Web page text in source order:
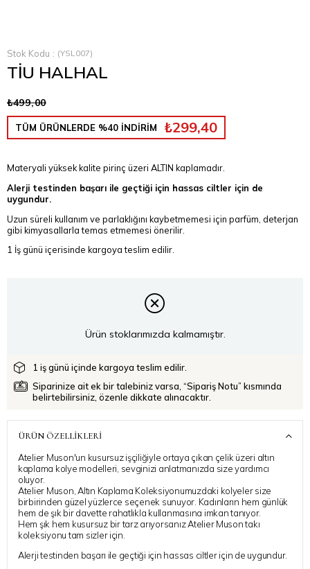
Stok Kodu (YSL007)
TİU HALHAL
₺499,00
TÜM ÜRÜNLERDE %40 İNDİRİM ₺299,40
Materyali yüksek kalite pirinç üzeri ALTIN kaplamadır.
Alerji testinden başarı ile geçtiği için hassas ciltler için de
uygundur.
Uzun süreli kullanım ve parlaklığını kaybetmemesi için parfüm, deterjan
gibi kimyasallarla temas etmemesi önerilir.
1 İş günü içerisinde kargoya teslim edilir.
Ürün stoklarımızda kalmamıştır.
1 iş günü içinde kargoya teslim edilir.
Siparinize ait ek bir talebiniz varsa, “Sipariş Notu” kısmında
belirtebilirsiniz, özenle dikkate alınacaktır.
ÜRÜN ÖZELLIKLERI
Atelier Muson'un kusursuz işçiliğiyle ortaya çıkan çelik üzeri altın
kaplama kolye modelleri, sevginizi anlatmanızda size yardımcı
oluyor.
Atelier Muson, Altın Kaplama Koleksiyonumuzdaki kolyeler size
birbirinden güzel yüzlerce seçenek sunuyor. Kadınların hem günlük
hem de şık bir davette rahatlıkla kullanmasına imkan tanıyor.
Hem şık hem kusursuz bir tarz arıyorsanız Atelier Muson takı
koleksiyonu tam sizler için.
Alerji testinden başarı ile geçtiği için hassas ciltler için de uygundur.